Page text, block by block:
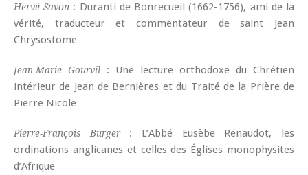
Hervé Savon : Duranti de Bonrecueil (1662-1756), ami de la
vérité, traducteur et commentateur de saint Jean
Chrysostome
Jean-Marie Gourvil : Une lecture orthodoxe du Chrétien
intérieur de Jean de Bernières et du Traité de la Prière de
Pierre Nicole
Pierre-François Burger: L’Abbé Eusèbe Renaudot, les
ordinations anglicanes et celles des Églises monophysites
d’Afrique